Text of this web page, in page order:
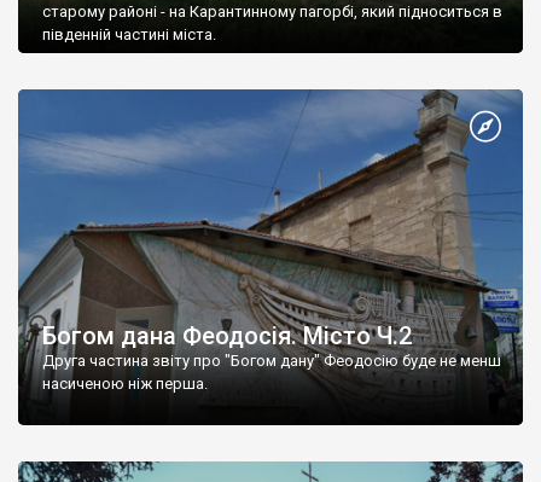
старому районі - на Карантинному пагорбі, який підноситься в
південній частині міста.
Богом дана Феодосія. Місто Ч.2
Друга частина звіту про "Богом дану" Феодосію буде не менш
насиченою ніж перша.